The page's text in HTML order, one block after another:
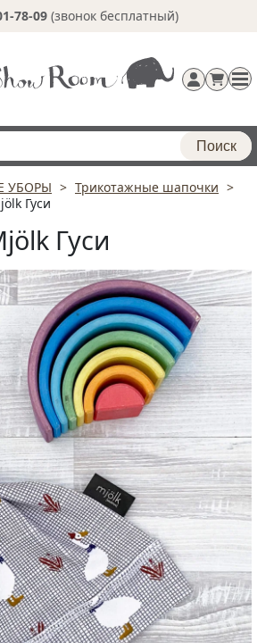
78-09 (звонок бесплатный)
Регистрация
Поиск
УБОРЫ
Трикотажные шапочки
Гуси
Гуси